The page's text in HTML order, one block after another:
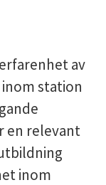
av
station
en relevant
inom